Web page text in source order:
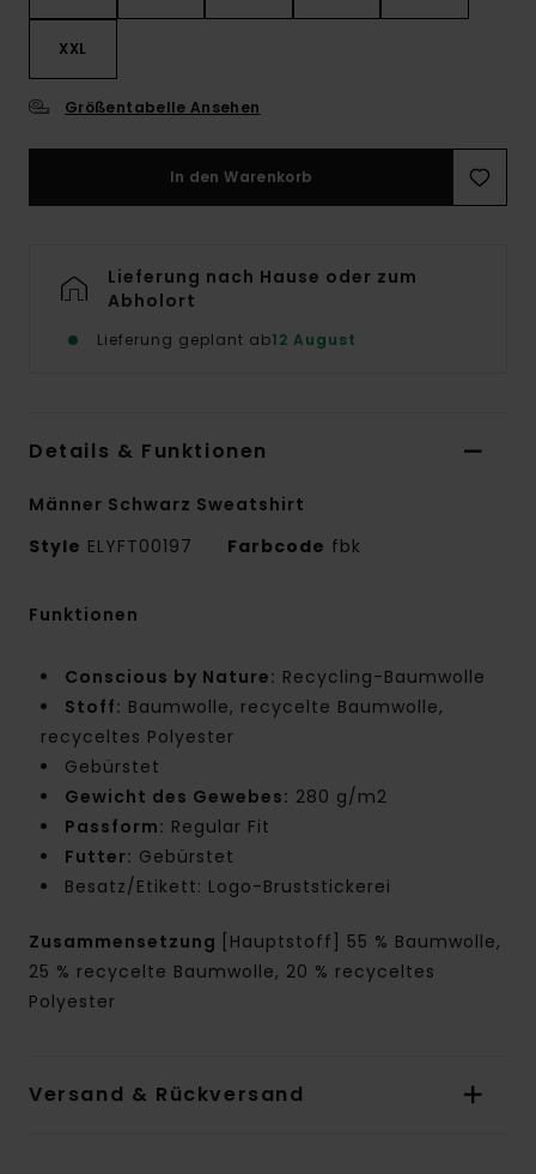
XXL
Größentabelle Ansehen
In den Warenkorb
Lieferung nach Hause oder zum
Abholort
Lieferung geplant ab12 August
Details & Funktionen
Männer Schwarz Sweatshirt
Style ELYFT00197 Farbcode fbk
Funktionen
Conscious by Nature: Recycling-Baumwolle
Stoff: Baumwolle, recycelte Baumwolle,
recyceltes Polyester
Gebürstet
Gewicht des Gewebes: 280 g/m2
Passform: Regular Fit
Futter: Gebürstet
Besatz/Etikett: Logo-Bruststickerei
Zusammensetzung [Hauptstoff] 55 % Baumwolle,
25 % recycelte Baumwolle, 20 % recyceltes
Polyester
Versand & Rückversand